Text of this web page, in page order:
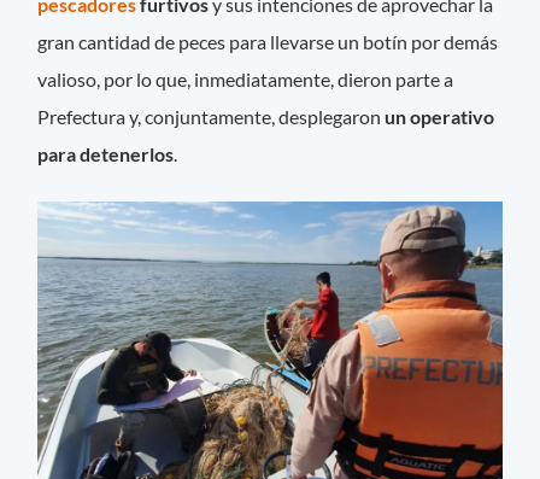
gran cantidad de peces para llevarse un botín por demás
valioso, por lo que, inmediatamente, dieron parte a
Prefectura y, conjuntamente, desplegaron un operativo
para detenerlos.